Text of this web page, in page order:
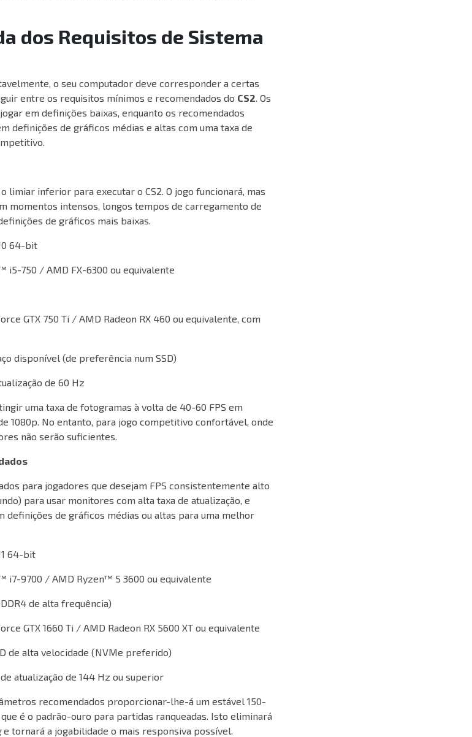
dos Requisitos de Sistema
o seu computador deve corresponder a certas
entre os requisitos mínimos e recomendados do CS2 . Os
em definições baixas, enquanto os recomendados
definições de gráficos médias e altas com uma taxa de
limiar inferior para executar o CS2. O jogo funcionará, mas
momentos intensos, longos tempos de carregamento de
de gráficos mais baixas.
64-bit
i5-750 / AMD FX-6300 ou equivalente
GTX 750 Ti / AMD Radeon RX 460 ou equivalente, com
disponível (de preferência num SSD)
de 60 Hz
uma taxa de fotogramas à volta de 40-60 FPS em
1080p. No entanto, para jogo competitivo confortável, onde
não serão suficientes.
para jogadores que desejam FPS consistentemente alto
para usar monitores com alta taxa de atualização, e
definições de gráficos médias ou altas para uma melhor
64-bit
i7-9700 / AMD Ryzen™ 5 3600 ou equivalente
de alta frequência)
GTX 1660 Ti / AMD Radeon RX 5600 XT ou equivalente
de alta velocidade (NVMe preferido)
atualização de 144 Hz ou superior
recomendados proporcionar-lhe-á um estável 150-
que é o padrão-ouro para partidas ranqueadas. Isto eliminará
e tornará a jogabilidade o mais responsiva possível.